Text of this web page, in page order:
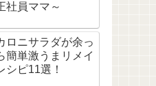
社員ママ～
ロニサラダが余っ
簡単激うまリメイ
シピ11選！